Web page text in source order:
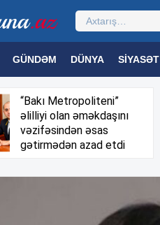
GÜNDƏM DÜNYA SIYASƏT
MAQAZIN TEXNOLOGIYA
“Bakı Metropoliteni”
əlilliyi olan əməkdaşını
vəzifəsindən əsas
gətirmədən azad etdi